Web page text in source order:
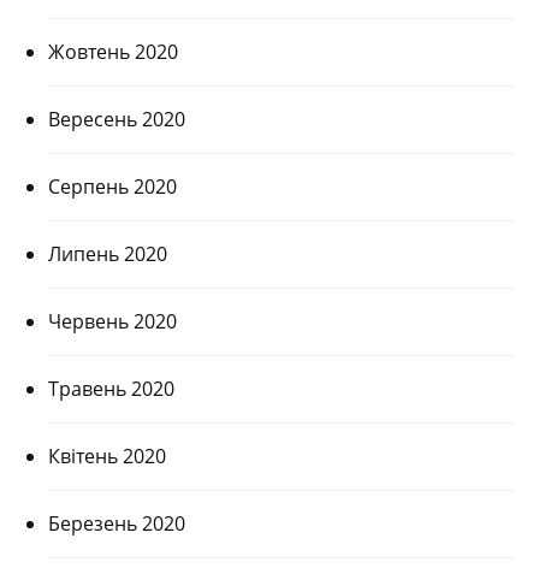
Жовтень 2020
Вересень 2020
Серпень 2020
Липень 2020
Червень 2020
Травень 2020
Квітень 2020
Березень 2020